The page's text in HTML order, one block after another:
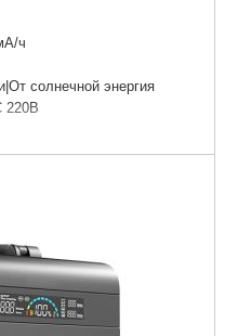
ч
солнечной энергия
220В
уровня заряда|Быстрая